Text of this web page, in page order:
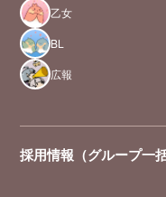
乙女
BL
広報
採用情報（グループ一